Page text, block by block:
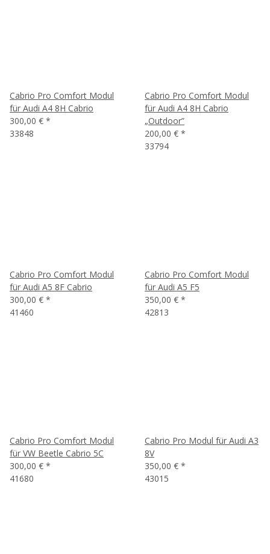
Cabrio Pro Comfort Modul
für Audi A4 8H Cabrio
300,00 € *
33848
Cabrio Pro Comfort Modul
für Audi A4 8H Cabrio
„Outdoor”
200,00 € *
33794
Cabrio Pro Comfort Modul
für Audi A5 8F Cabrio
300,00 € *
41460
Cabrio Pro Comfort Modul
für Audi A5 F5
350,00 € *
42813
Cabrio Pro Comfort Modul
für VW Beetle Cabrio 5C
300,00 € *
41680
Cabrio Pro Modul für Audi A3
8V
350,00 € *
43015